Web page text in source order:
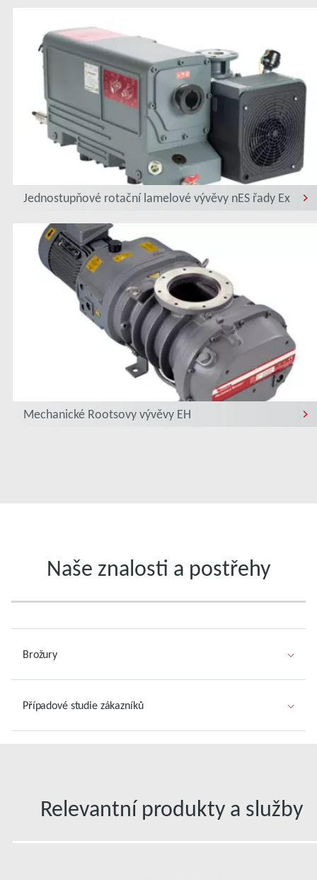
Jednostupňové rotační lamelové vývěvy nES řady Ex
Mechanické Rootsovy vývěvy EH
Naše znalosti a postřehy
Brožury
Případové studie zákazníků
Relevantní produkty a služby